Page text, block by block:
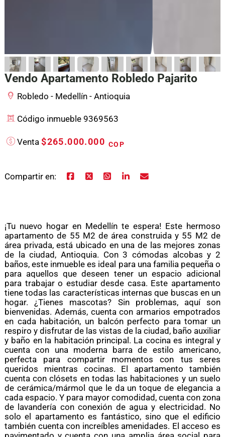
Vendo Apartamento Robledo Pajarito
Robledo - Medellín - Antioquia
Código inmueble 9369563
Venta$265.000.000 COP
Compartir en:
¡Tu nuevo hogar en Medellín te espera! Este hermoso
apartamento de 55 M2 de área construida y 55 M2 de
área privada, está ubicado en una de las mejores zonas
de la ciudad, Antioquia. Con 3 cómodas alcobas y 2
baños, este inmueble es ideal para una familia pequeña o
para aquellos que deseen tener un espacio adicional
para trabajar o estudiar desde casa. Este apartamento
tiene todas las características internas que buscas en un
hogar. ¿Tienes mascotas? Sin problemas, aquí son
bienvenidas. Además, cuenta con armarios empotrados
en cada habitación, un balcón perfecto para tomar un
respiro y disfrutar de las vistas de la ciudad, baño auxiliar
y baño en la habitación principal. La cocina es integral y
cuenta con una moderna barra de estilo americano,
perfecta para compartir momentos con tus seres
queridos mientras cocinas. El apartamento también
cuenta con clósets en todas las habitaciones y un suelo
de cerámica/mármol que le da un toque de elegancia a
cada espacio. Y para mayor comodidad, cuenta con zona
de lavandería con conexión de agua y electricidad. No
solo el apartamento es fantástico, sino que el edificio
también cuenta con increíbles amenidades. El acceso es